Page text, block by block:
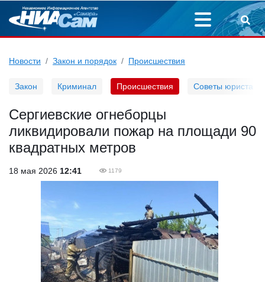
Новости Закон и порядок Происшествия
Закон Криминал Происшествия Советы юриста
Сергиевские огнеборцы
ликвидировали пожар на площади 90
квадратных метров
18 мая 2026 12:41 1179